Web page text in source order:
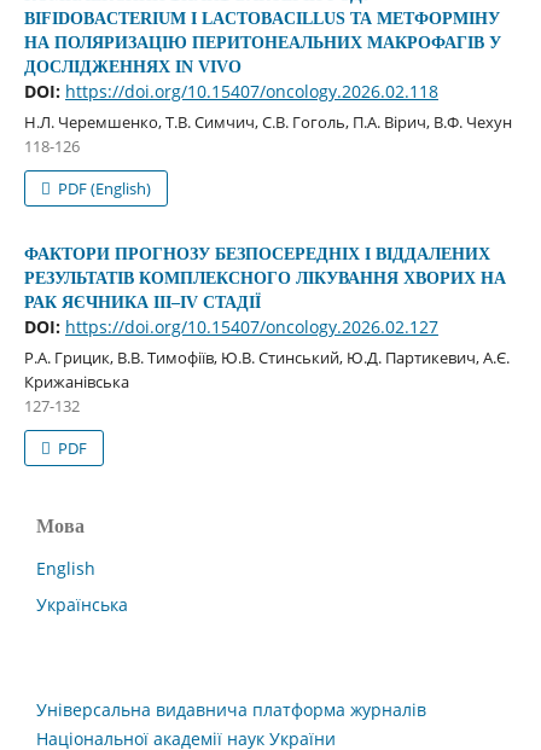
BIFIDOBACTERIUM І LACTOBACILLUS ТА МЕТФОРМІНУ
НА ПОЛЯРИЗАЦІЮ ПЕРИТОНЕАЛЬНИХ МАКРОФАГІВ У
ДОСЛІДЖЕННЯХ IN VIVO
DOI: https://doi.org/10.15407/oncology.2026.02.118
Н.Л. Черемшенко, Т.В. Симчич, С.В. Гоголь, П.А. Вірич, В.Ф. Чехун
118-126
PDF (English)
ФАКТОРИ ПРОГНОЗУ БЕЗПОСЕРЕДНІХ І ВІДДАЛЕНИХ
РЕЗУЛЬТАТІВ КОМПЛЕКСНОГО ЛІКУВАННЯ ХВОРИХ НА
РАК ЯЄЧНИКА ІІІ–ІV СТАДІЇ
DOI: https://doi.org/10.15407/oncology.2026.02.127
Р.А. Грицик, В.В. Тимофіїв, Ю.В. Стинський, Ю.Д. Партикевич, А.Є.
Крижанівська
127-132
PDF
Мова
English
Українська
Універсальна видавнича платформа журналів
Національної академії наук України